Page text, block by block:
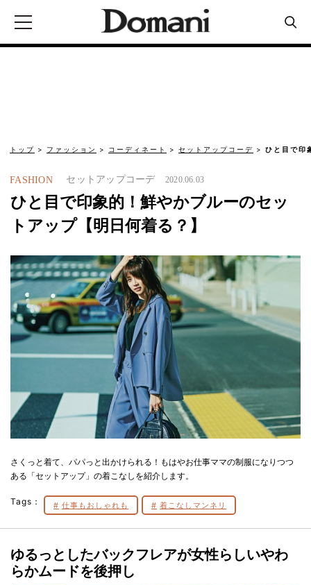
トップ ファッション コーディネート セットアップコーデ ひと目で印
FASHION セットアップコーデ 2020.06.03
ひと目で印象的！鮮やかブルーのセッ
トアップ【明日何着る？】
さくっと着て、パパっと出かけられる！もはやお仕事ママの制服になりつつ
ある「セットアップ」の着こなしを紹介します。
Tags： 仕事もおしゃれも 着こなしマンネリ
ゆるっとしたバックフレアが女性らしいやわ
らかムードを後押し